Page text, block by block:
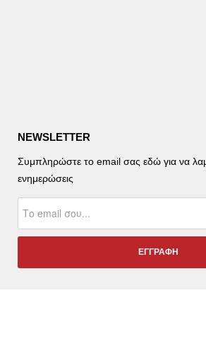
NEWSLETTER
Συμπληρώστε το email σας εδώ για να
ενημερώσεις